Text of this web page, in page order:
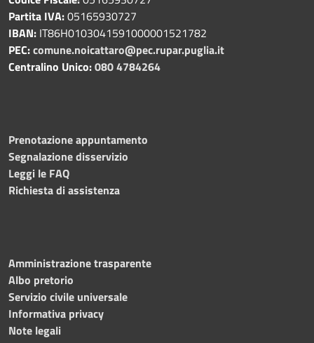
Partita IVA:05165930727
IBAN: IT86H0103041591000001521782
PEC:comune.noicattaro@pec.rupar.puglia.it
Centralino Unico:080 4784264
Prenotazione appuntamento
Segnalazione disservizio
Leggi le FAQ
Richiesta di assistenza
Amministrazione trasparente
Albo pretorio
Servizio civile universale
Informativa privacy
Note legali